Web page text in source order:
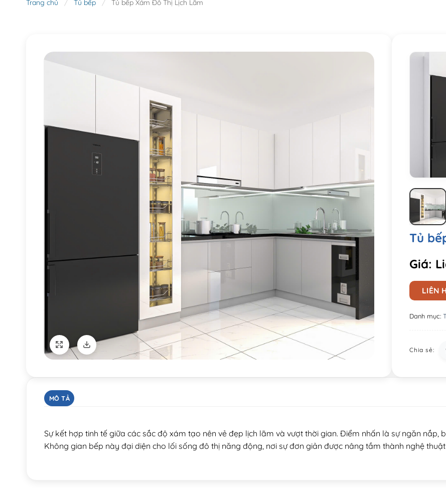
Trang chủ / Tủ bếp / Tủ bếp Xám Đô Thị Lịch Lãm
Tủ
Giá:
LIÊN
Danh mục:
MÔ TẢ
Sự kết hợp tinh tế giữa các sắc độ xám tạo nên vẻ đẹp lịch lãm và vượt thời gian. Điểm nhấn là sự ngăn
Không gian bếp này đại diện cho lối sống đô thị năng động, nơi sự đơn giản được nâng tầm thành nghệ